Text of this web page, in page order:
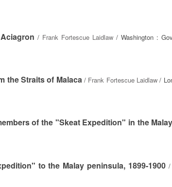
/ Frank Fortescue Laidlaw / Washington :
the Straits of Malaca/ Frank Fortescue Laidlaw/
of the "Skeat Expedition" in the
to the Malay peninsula, 1899-1900/